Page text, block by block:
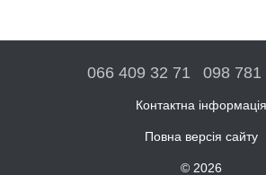
066 409 32 71 098 781
Контактна інформація
Повна версія сайту
© 2026